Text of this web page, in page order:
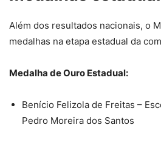
Além dos resultados nacionais, o
medalhas na etapa estadual da
Medalha de Ouro Estadual:
Benício Felizola de Freitas –
Pedro Moreira dos Santos